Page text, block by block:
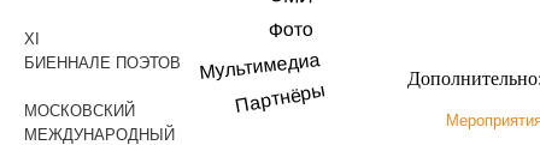
XI
БИЕННАЛЕ ПОЭТОВ
МОСКОВСКИЙ
МЕЖДУНАРОДНЫЙ
Фото
Мультимедиа
Партнёры